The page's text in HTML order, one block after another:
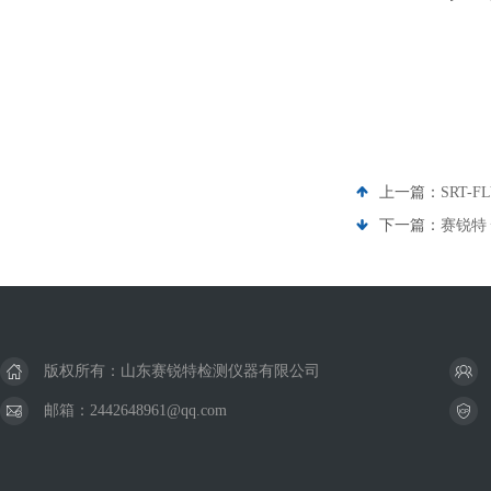
上一篇： SRT-
下一篇： 赛锐特
版权所有：山东赛锐特检测仪器有限公司
邮箱：2442648961@qq.com